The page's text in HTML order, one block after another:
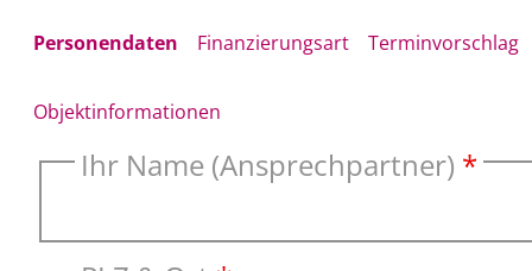
Personendaten Finanzierungsart Terminvorschlag
Objektinformationen
Ihr Name (Ansprechpartner) *